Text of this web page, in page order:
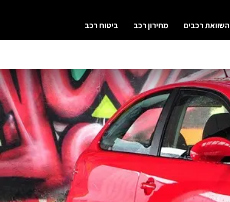
השוואת רכבים מחירון רכב ביטוח רכב